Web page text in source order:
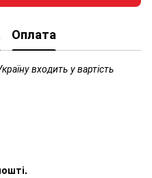
Оплата
входить у вартість